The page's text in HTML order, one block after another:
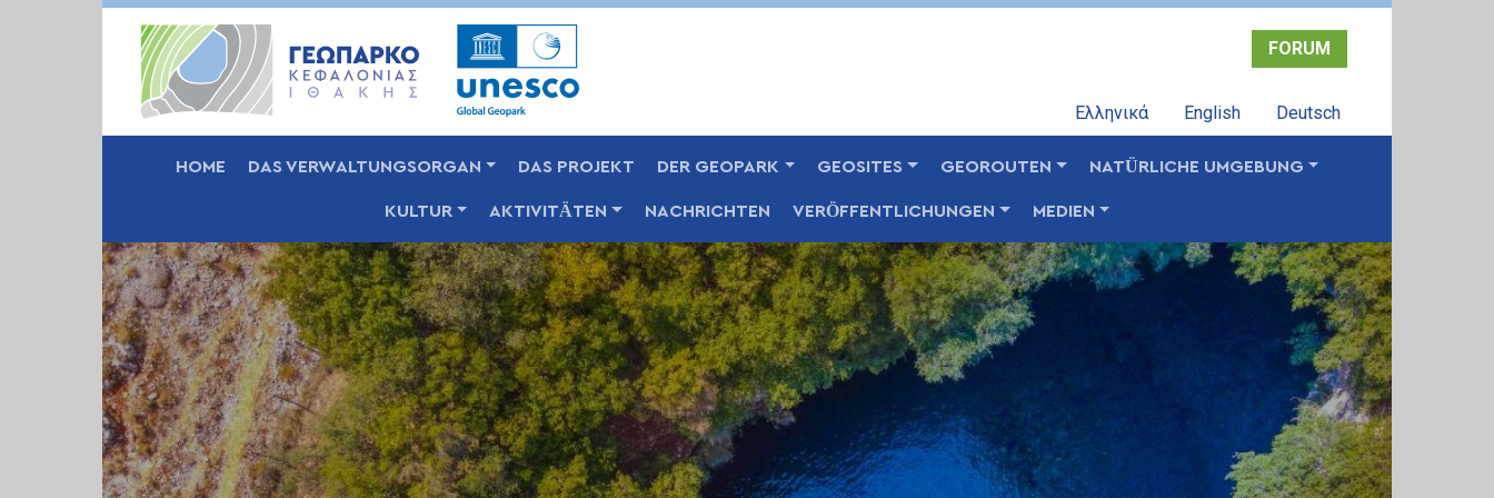
Skip
FORUM
Ελληνικά English Deutsch
HOME DAS VERWALTUNGSORGAN DAS PROJEKT DER GEOPARK GEOSITES GEOROUTEN NATÜRLICHE UMGEBUNG
KULTUR AKTIVITÄTEN NACHRICHTEN VERÖFFENTLICHUNGEN MEDIEN